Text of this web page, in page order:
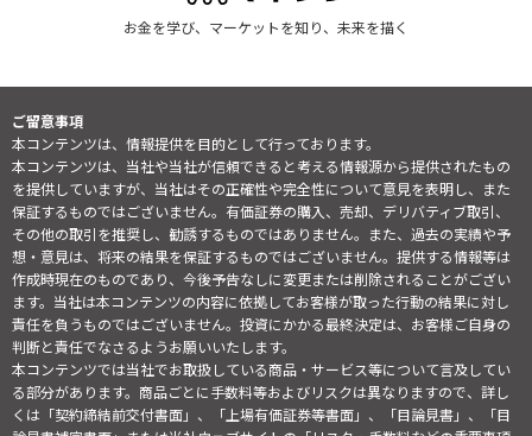
お金を学び、マーケットを知り、未来を描く
ご留意事項
本コンテンツは、情報提供を目的として行っております。
本コンテンツは、当社や当社が信頼できると考える情報源から提供されたもの
を提供していますが、当社はその正確性や完全性について意見を表明し、また
保証するものではございません。有価証券の購入、売却、デリバティブ取引、
その他の取引を推奨し、勧誘するものではありません。また、過去の実績や予
想・意見は、将来の結果を保証するものではございません。提供する情報等は
作成時現在のものであり、今後予告なしに変更または削除されることがござい
ます。当社は本コンテンツの内容に依拠してお客様が取った行動の結果に対し
責任を負うものではございません。投資にかかる最終決定は、お客様ご自身の
判断と責任でなさるようお願いいたします。
本コンテンツでは当社でお取扱している商品・サービス等について言及してい
る部分があります。商品ごとに手数料等およびリスクは異なりますので、詳し
くは「契約締結前交付書面」、「上場有価証券等書面」、「目論見書」、「目